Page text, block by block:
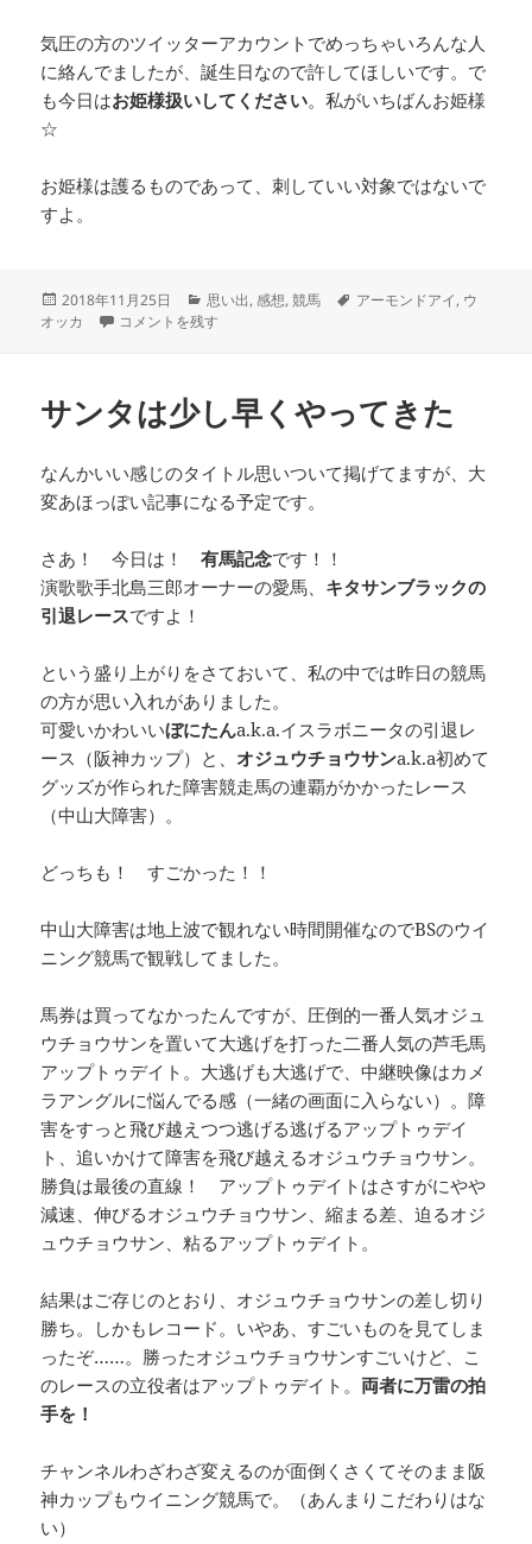
気圧の方のツイッターアカウントでめっちゃいろんな人
に絡んでましたが、誕生日なので許してほしいです。で
も今日はお姫様扱いしてください。私がいちばんお姫様
☆
お姫様は護るものであって、刺していい対象ではないで
すよ。
投
稿
2018年11月25日
カ
テ
思い出,感想,競馬
タ
アーモンドアイ, ウ
オッカ
誕生日のあれやこれや に
コメントを残す
サンタは少し早くやってきた
なんかいい感じのタイトル思いついて掲げてますが、大
変あほっぽい記事になる予定です。
さあ！ 今日は！有馬記念です！！
演歌歌手北島三郎オーナーの愛馬、 キタサンブラックの
引退レースですよ！
という盛り上がりをさておいて、私の中では昨日の競馬
の方が思い入れがありました。
可愛いかわいいぼにたんa.k.a.イスラボニータの引退レ
ース（阪神カップ）と、オジュウチョウサンa.k.a初めて
グッズが作られた障害競走馬の連覇がかかったレース
（中山大障害）。
どっちも！ すごかった！！
中山大障害は地上波で観れない時間開催なのでBSのウイ
ニング競馬で観戦してました。
馬券は買ってなかったんですが、圧倒的一番人気オジュ
ウチョウサンを置いて大逃げを打った二番人気の芦毛馬
アップトゥデイト。大逃げも大逃げで、中継映像はカメ
ラアングルに悩んでる感（一緒の画面に入らない）。障
害をすっと飛び越えつつ逃げる逃げるアップトゥデイ
ト、追いかけて障害を飛び越えるオジュウチョウサン。
勝負は最後の直線！ アップトゥデイトはさすがにやや
減速、伸びるオジュウチョウサン、縮まる差、迫るオジ
ュウチョウサン、粘るアップトゥデイト。
結果はご存じのとおり、オジュウチョウサンの差し切り
勝ち。しかもレコード。いやあ、すごいものを見てしま
ったぞ……。勝ったオジュウチョウサンすごいけど、こ
のレースの立役者はアップトゥデイト。 両者に万雷の拍
手を！
チャンネルわざわざ変えるのが面倒くさくてそのまま阪
神カップもウイニング競馬で。（あんまりこだわりはな
い）